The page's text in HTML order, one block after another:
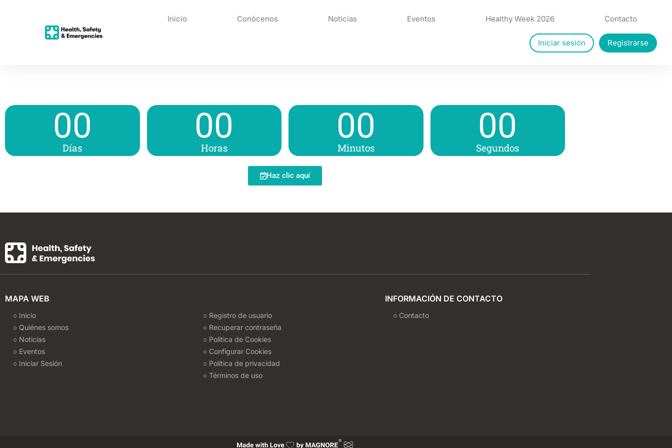
Inicio Conócenos Noticias Eventos Healthy Week 2026 Contacto
Iniciar sesión Registrarse
00
Días
00
Horas
00
Minutos
00
Segundos
Haz clic aquí
MAPA WEB
○ Inicio
○ Quiénes somos
○ Noticias
○ Eventos
○ Iniciar Sesión
○ Registro de usuario
○ Recuperar contraseña
○ Politica de Cookies
○ Configurar Cookies
○ Política de privacidad
○ Términos de uso
INFORMACIÓN DE CONTACTO
○ Contacto